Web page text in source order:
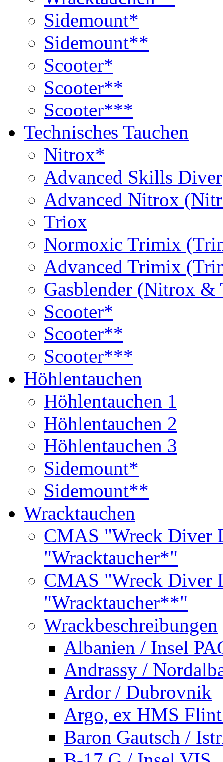
Sidemount*
Sidemount**
Scooter*
Scooter**
Scooter***
Technisches Tauchen
Nitrox*
Advanced Skills Diver
Advanced Nitrox
Triox
Normoxic Trimix
Advanced Trimix
Gasblender (Nitrox
Scooter*
Scooter**
Scooter***
Höhlentauchen
Höhlentauchen 1
Höhlentauchen 2
Höhlentauchen 3
Sidemount*
Sidemount**
Wracktauchen
CMAS "Wreck Diver
"Wracktaucher*"
CMAS "Wreck Diver
"Wracktaucher**"
Wrackbeschreibungen
Albanien / Insel
Andrassy /
Ardor / Dubrovnik
Argo, ex HMS
Baron Gautsch /